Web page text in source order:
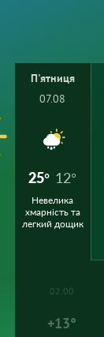
П'ятниця
07.08
25° 12°
Невелика
хмарність та
легкий дощик
02:00
+13°